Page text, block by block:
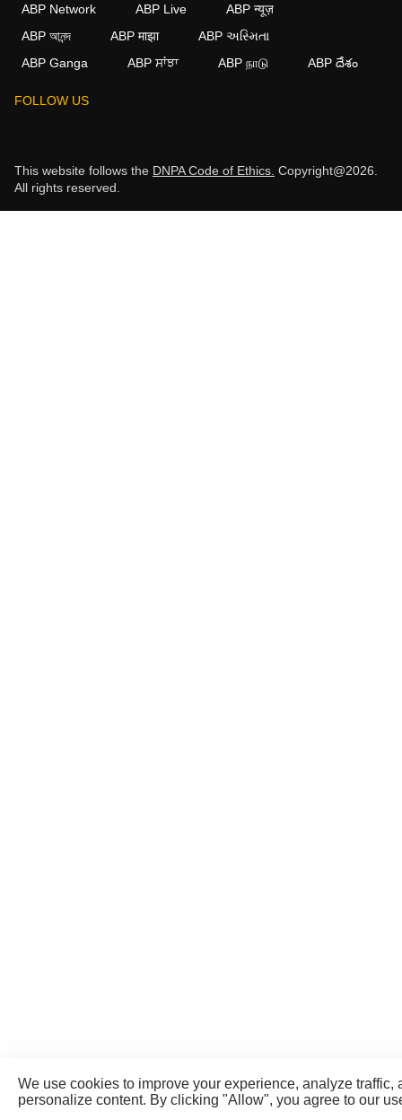
ABP Network ABP Live
ABP न्यूज़
ABP আনন্দ
ABP माझा
ABP અસ્મિતા
ABP Ganga
ABP ਸਾਂਝਾ ABP நாடு ABP దేశం
FOLLOW US
This website follows the DNPA Code of Ethics. Copyright@2026.
All rights reserved.
We use cookies to improve your experience, analyze traffic,
personalize content. By clicking "Allow", you agree to our